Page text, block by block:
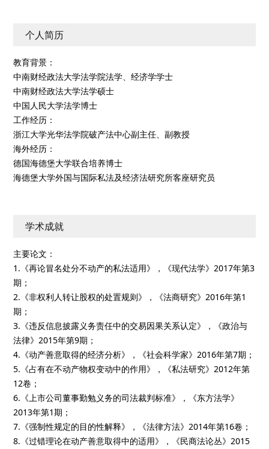
个人简历
教育背景：
中南财经政法大学法学院法学、经济学学士
中南财经政法大学法学硕士
中国人民大学法学博士
工作经历：
浙江大学光华法学院破产法中心副主任、副教授
海外经历：
德国海德堡大学联合培养博士
海德堡大学外国与国际私法及经济法研究所客座研究员
学术成就
主要论文：
1.《再论冒名处分不动产的私法适用》，《现代法学》2017年第3
期；
2.《非权利人转让股权的处置规则》，《法商研究》2016年第1
期；
3.《违反信息披露义务责任中的交易因果关系认定》，《政治与
法律》2015年第9期；
4.《动产善意取得的经济分析》，《社会科学家》2016年第7期；
5.《占有在不动产物权变动中的作用》，《私法研究》2012年第
12卷；
6.《上市公司董事勤勉义务的司法裁判标准》，《东方法学》
2013年第1期；
7.《强制性规定的目的性解释》，《法律方法》2014年第16卷；
8.《过错理论在动产善意取得中的适用》，《民商法论丛》2015